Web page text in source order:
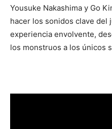
Yousuke Nakashima y Go
hacer los sonidos clave del
experiencia envolvente,
los monstruos a los únicos